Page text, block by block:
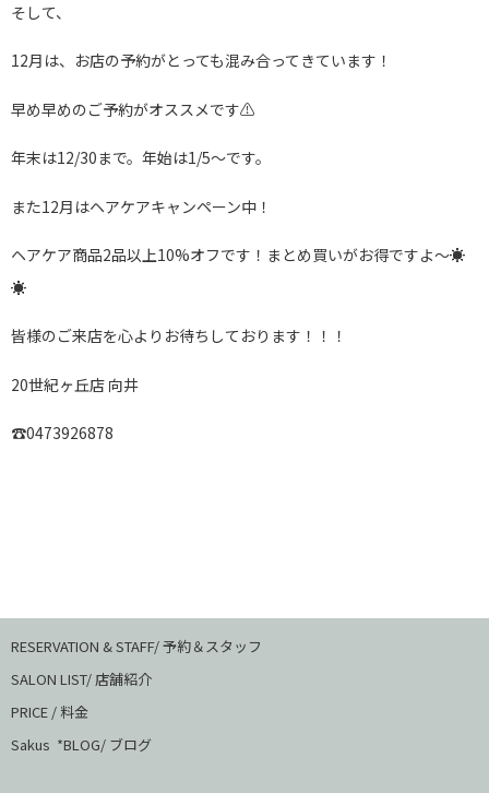
そして、
12月は、お店の予約がとっても混み合ってきています！
早め早めのご予約がオススメです⚠️
年末は12/30まで。年始は1/5～です。
また12月はヘアケアキャンペーン中！
ヘアケア商品2品以上10%オフです！まとめ買いがお得ですよ～☀️
☀️
皆様のご来店を心よりお待ちしております！！！
20世紀ヶ丘店 向井
☎︎0473926878
RESERVATION & STAFF/ 予約＆スタッフ
SALON LIST/ 店舗紹介
PRICE / 料金
Sakus *BLOG/ ブログ